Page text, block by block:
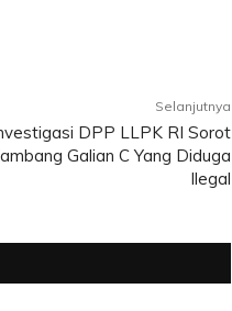
Selanjutnya
DPP LLPK RI Sorot
Galian C Yang Diduga
Ilegal